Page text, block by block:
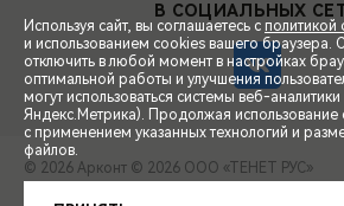
СПЕЦПРЕДЛОЖЕНИЯ
ЗАПИСЬ НА ТЕСТ-ДРАЙВ
В СОЦИАЛЬНЫХ
© 2026 Арконт © 2026 ООО «ТЕНЕТ РУС»
Используя сайт, вы соглашаетесь с
и использованием cookies вашего браузера.
отключить в любой момент в настройках
оптимальной работы и улучшения
могут использоваться системы веб-
Яндекс.Метрика). Продолжая использование
с применением указанных технологий и
файлов.